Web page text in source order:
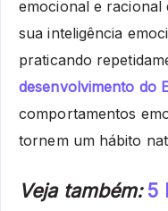
emocional e racional
sua inteligência
praticando
desenvolvimento do
comportamentos
tornem um hábito
Veja também: 5